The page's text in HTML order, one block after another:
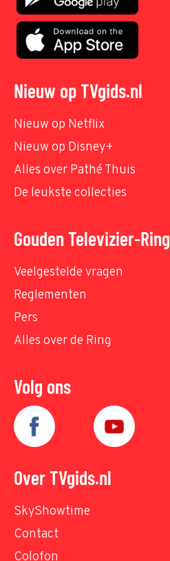
Nieuw op TVgids.nl
Nieuw op Netflix
Nieuw op Disney+
Alles over Pathé Thuis
De leukste collecties
Gouden Televizier-Ring
Veelgestelde vragen
Reglementen
Pers
Alles over de Ring
Volg ons
Over TVgids.nl
SkyShowtime
Contact
Colofon